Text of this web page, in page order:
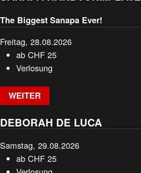
The Biggest Sanapa Ever!
Freitag, 28.08.2026
abCHF 25
Verlosung
WEITER
DEBORAH DE LUCA
Samstag, 29.08.2026
abCHF 25